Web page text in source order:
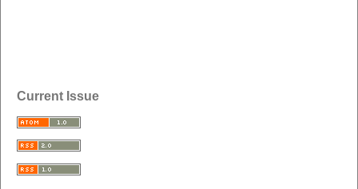
Current Issue